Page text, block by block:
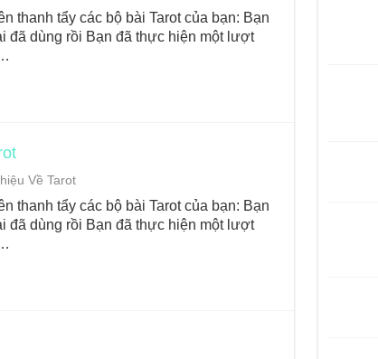
thanh tẩy các bộ bài Tarot của bạn: Bạn
đã dùng rồi Bạn đã thực hiện một lượt
Về Tarot
thanh tẩy các bộ bài Tarot của bạn: Bạn
đã dùng rồi Bạn đã thực hiện một lượt